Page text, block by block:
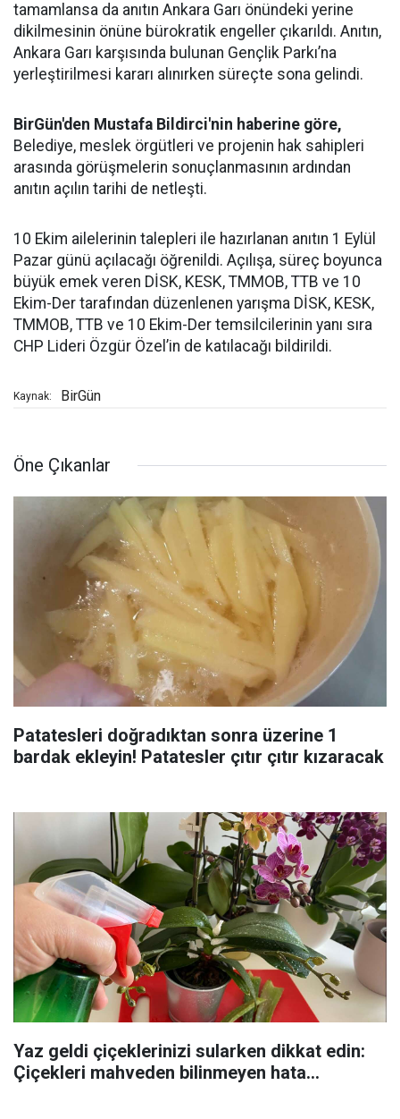
tamamlansa da anıtın Ankara Garı önündeki yerine
dikilmesinin önüne bürokratik engeller çıkarıldı. Anıtın,
Ankara Garı karşısında bulunan Gençlik Parkı’na
yerleştirilmesi kararı alınırken süreçte sona gelindi.
BirGün'den Mustafa Bildirci'nin haberine göre,
Belediye, meslek örgütleri ve projenin hak sahipleri
arasında görüşmelerin sonuçlanmasının ardından
anıtın açılın tarihi de netleşti.
10 Ekim ailelerinin talepleri ile hazırlanan anıtın 1 Eylül
Pazar günü açılacağı öğrenildi. Açılışa, süreç boyunca
büyük emek veren DİSK, KESK, TMMOB, TTB ve 10
Ekim-Der tarafından düzenlenen yarışma DİSK, KESK,
TMMOB, TTB ve 10 Ekim-Der temsilcilerinin yanı sıra
CHP Lideri Özgür Özel’in de katılacağı bildirildi.
Kaynak: BirGün
Öne Çıkanlar
Patatesleri doğradıktan sonra üzerine 1
bardak ekleyin! Patatesler çıtır çıtır kızaracak
Yaz geldi çiçeklerinizi sularken dikkat edin:
Çiçekleri mahveden bilinmeyen hata...